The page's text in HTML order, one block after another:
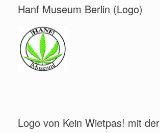
Hanf Museum Berlin (Logo)
Logo von Kein Wietpas! mit der